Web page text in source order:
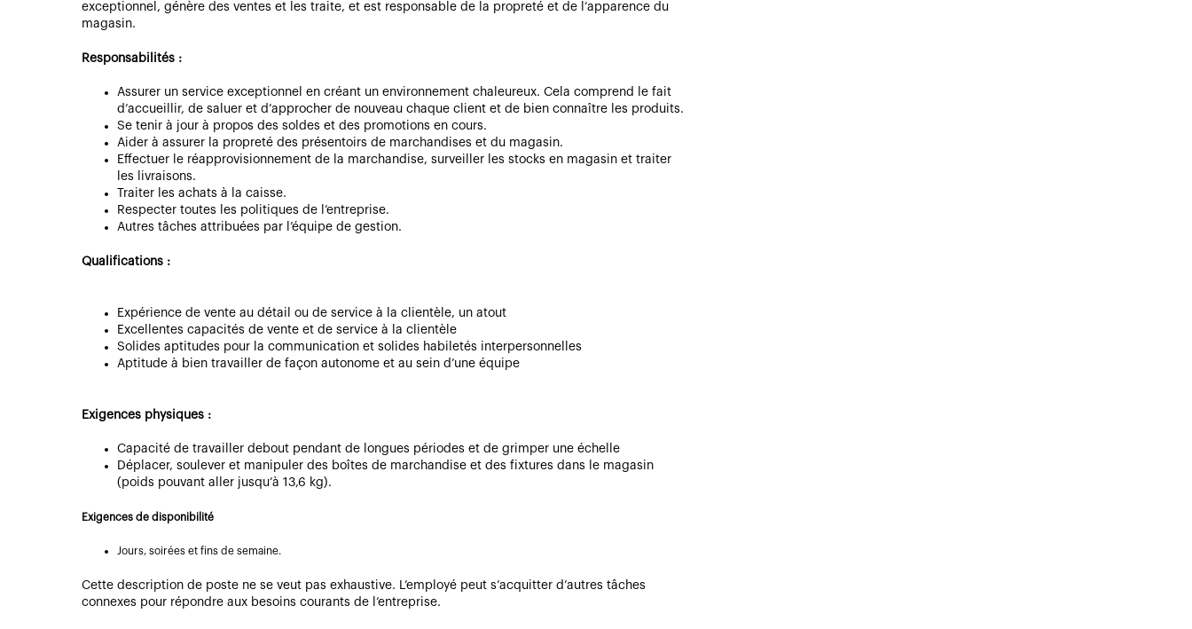
exceptionnel, génère des ventes et les traite, et est responsable de la propreté et de l’apparence du
magasin.
Responsabilités :
Assurer un service exceptionnel en créant un environnement chaleureux. Cela comprend le fait
d’accueillir, de saluer et d’approcher de nouveau chaque client et de bien connaître les produits.
Se tenir à jour à propos des soldes et des promotions en cours.
Aider à assurer la propreté des présentoirs de marchandises et du magasin.
Effectuer le réapprovisionnement de la marchandise, surveiller les stocks en magasin et traiter
les livraisons.
Traiter les achats à la caisse.
Respecter toutes les politiques de l’entreprise.
Autres tâches attribuées par l’équipe de gestion.
Qualifications :
Expérience de vente au détail ou de service à la clientèle, un atout
Excellentes capacités de vente et de service à la clientèle
Solides aptitudes pour la communication et solides habiletés interpersonnelles
Aptitude à bien travailler de façon autonome et au sein d’une équipe
Exigences physiques :
Capacité de travailler debout pendant de longues périodes et de grimper une échelle
Déplacer, soulever et manipuler des boîtes de marchandise et des fixtures dans le magasin
(poids pouvant aller jusqu’à 13,6 kg).
Exigences de disponibilité
Jours, soirées et fins de semaine.
Cette description de poste ne se veut pas exhaustive. L’employé peut s’acquitter d’autres tâches
connexes pour répondre aux besoins courants de l’entreprise.